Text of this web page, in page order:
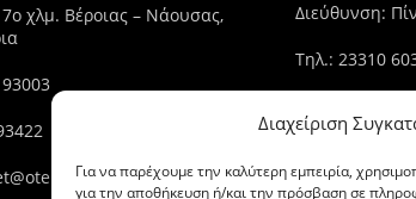
Διαχείριση
Για να παρέχουμε την καλύτερη εμπειρία,
για την αποθήκευση ή/και την πρόσβαση σε
χλμ. Βέροιας – Νάουσας,
Διεύθυνση:
Τηλ.: 23310